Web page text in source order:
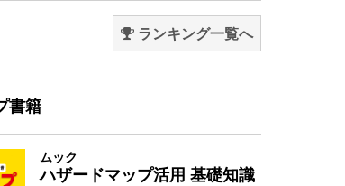
ランキング一覧へ
書籍
ムック
ハザードマップ活用 基礎知識